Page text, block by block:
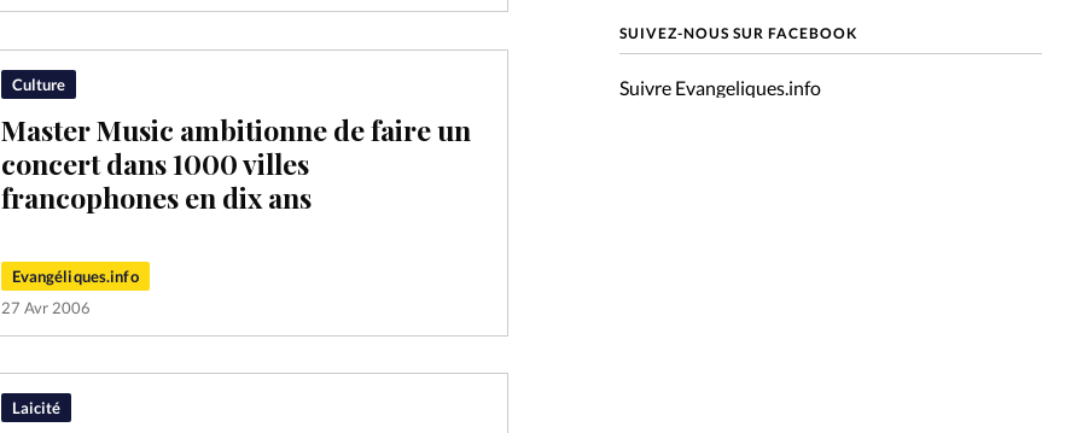
Nous contacter
Culture
Master Music ambitionne de faire un
concert dans 1000 villes
francophones en dix ans
Evangéliques.info
27 Avr 2006
Laicité
SUIVEZ-NOUS SUR FACEBOOK
Suivre Evangeliques.info